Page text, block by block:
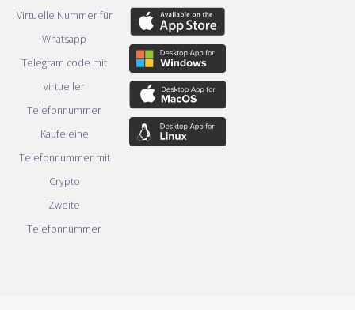
Virtuelle Nummer für
Whatsapp
Telegram code mit
virtueller
Telefonnummer
Kaufe eine
Telefonnummer mit
Crypto
Zweite
Telefonnummer